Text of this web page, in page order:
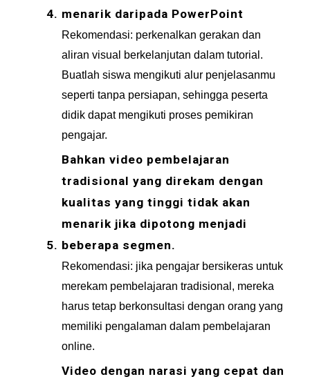
menarik daripada PowerPoint
Rekomendasi: perkenalkan gerakan dan
aliran visual berkelanjutan dalam tutorial.
Buatlah siswa mengikuti alur penjelasanmu
seperti tanpa persiapan, sehingga peserta
didik dapat mengikuti proses pemikiran
pengajar.
Bahkan video pembelajaran
tradisional yang direkam dengan
kualitas yang tinggi tidak akan
menarik jika dipotong menjadi
beberapa segmen.
Rekomendasi: jika pengajar bersikeras untuk
merekam pembelajaran tradisional, mereka
harus tetap berkonsultasi dengan orang yang
memiliki pengalaman dalam pembelajaran
online.
Video dengan narasi yang cepat dan